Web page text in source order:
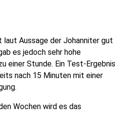
Aussage der Johanniter gut
es jedoch sehr hohe
einer Stunde. Ein Test-Ergebnis
nach 15 Minuten mit einer
Wochen wird es das